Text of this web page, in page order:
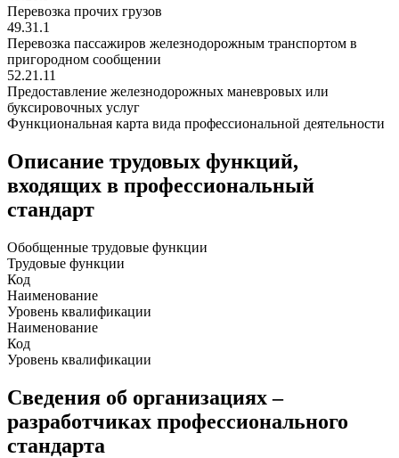
Перевозка прочих грузов
49.31.1
Перевозка пассажиров железнодорожным транспортом в
пригородном сообщении
52.21.11
Предоставление железнодорожных маневровых или
буксировочных услуг
Функциональная карта вида профессиональной деятельности
Описание трудовых функций,
входящих в профессиональный
стандарт
Обобщенные трудовые функции
Трудовые функции
Код
Наименование
Уровень квалификации
Наименование
Код
Уровень квалификации
Сведения об организациях –
разработчиках профессионального
стандарта